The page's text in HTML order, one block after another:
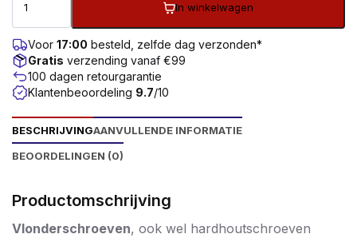
In winkelwagen
Voor 17:00 besteld, zelfde dag verzonden*
Gratis verzending vanaf €99
100 dagen retourgarantie
Klantenbeoordeling 9.7/10
BESCHRIJVINGAANVULLENDE INFORMATIE
BEOORDELINGEN (0)
Productomschrijving
Vlonderschroeven, ook wel hardhoutschroeven